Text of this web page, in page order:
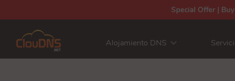
Special Offer |
Alojamiento DNS